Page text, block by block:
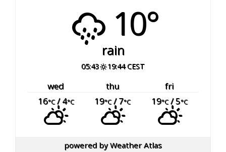
10°
rain
05:43 19:44 CEST
wed thu
fri
16°C/ 4°C 19°C/ 7°C 19°C/ 5°C
powered byWeather Atlas